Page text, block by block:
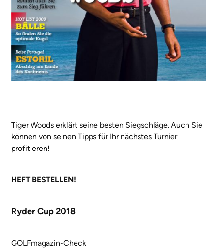
Tiger Woods erklärt seine besten Siegschläge. Auch Sie
können von seinen Tipps für Ihr nächstes Turnier
profitieren!
HEFT BESTELLEN!
Ryder Cup 2018
GOLFmagazin-Check